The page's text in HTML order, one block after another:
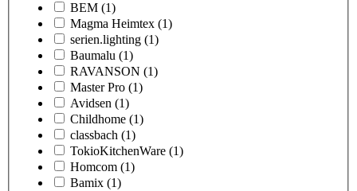
BEM (1)
Magma Heimtex (1)
serien.lighting (1)
Baumalu (1)
RAVANSON (1)
Master Pro (1)
Avidsen (1)
Childhome (1)
classbach (1)
TokioKitchenWare (1)
Homcom (1)
Bamix (1)